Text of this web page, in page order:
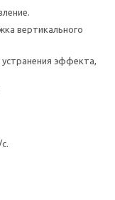
вертикального
эффекта,